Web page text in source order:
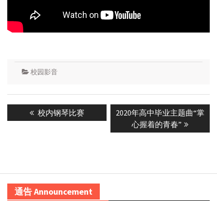
校园影音
navigationPrevious
post:
校内钢琴比赛
Next
post:
2020年高中毕业主题曲“掌
心握着的青春”
通告 Announcement